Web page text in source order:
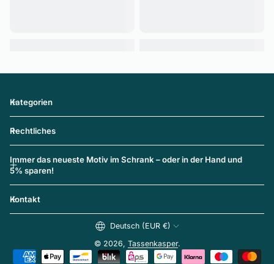
Kategorien
Rechtliches
Immer das neueste Motiv im Schrank – oder in der Hand und
5% sparen!
Kontakt
Deutsch (EUR €)
© 2026, Tassenkasper.